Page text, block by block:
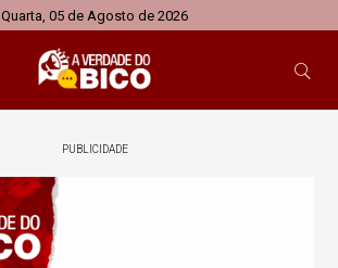
Quarta, 05 de Agosto de 2026
PUBLICIDADE